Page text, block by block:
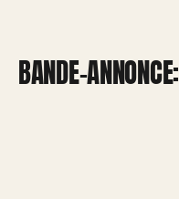
BANDE-ANNONCE: